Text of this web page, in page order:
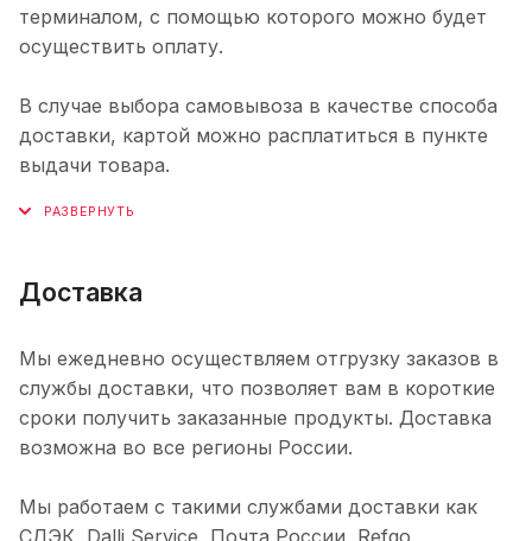
терминалом, с помощью которого можно будет
осуществить оплату.
В случае выбора самовывоза в качестве способа
доставки, картой можно расплатиться в пункте
выдачи товара.
Доставка
Мы ежедневно осуществляем отгрузку заказов в
службы доставки, что позволяет вам в короткие
сроки получить заказанные продукты. Доставка
возможна во все регионы России.
Мы работаем с такими службами доставки как
СДЭК, Dalli Service, Почта России, Refgo.